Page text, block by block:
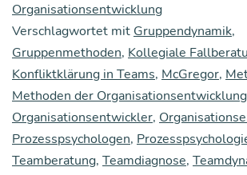
Organisationsentwicklung
Verschlagwortet mit Gruppendynamik,
Gruppenmethoden, Kollegiale
Konfliktklärung in Teams, McGregor,
Methoden der Organisationsentwicklung
Organisationsentwickler,
Prozesspsychologen,
Teamberatung, Teamdiagnose,